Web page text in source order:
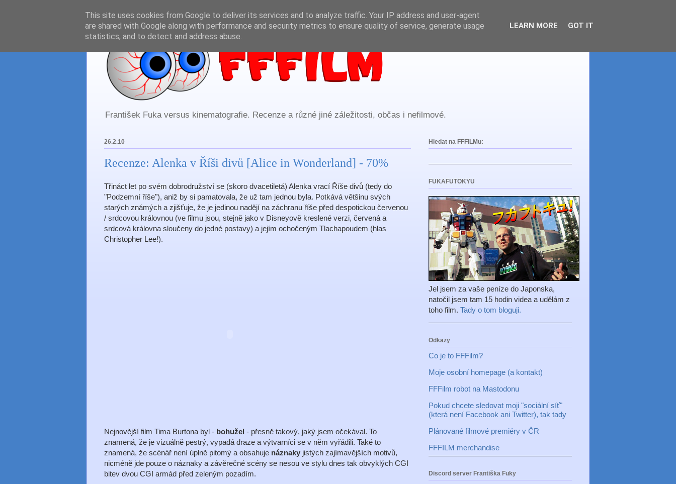
František Fuka versus kinematografie. Recenze a různé jiné záležitosti, občas i nefilmové.
26.2.10
Recenze: Alenka v Říši divů [Alice in Wonderland] - 70%
Třináct let po svém dobrodružství se (skoro dvacetiletá) Alenka vrací Říše divů (tedy do
"Podzemní říše"), aniž by si pamatovala, že už tam jednou byla. Potkává většinu svých
starých známých a zjišťuje, že je jedinou nadějí na záchranu říše před despotickou červenou
/ srdcovou královnou (ve filmu jsou, stejně jako v Disneyově kreslené verzi, červená a
srdcová královna sloučeny do jedné postavy) a jejím ochočeným Tlachapoudem (hlas
Christopher Lee!).
Nejnovější film Tima Burtona byl - bohužel - přesně takový, jaký jsem očekával. To
znamená, že je vizuálně pestrý, vypadá draze a výtvarníci se v něm vyřádili. Také to
znamená, že scénář není úplně pitomý a obsahuje náznaky jistých zajímavějších motivů,
nicméně jde pouze o náznaky a závěrečné scény se nesou ve stylu dnes tak obvyklých CGI
bitev dvou CGI armád před zeleným pozadím.
Hledat na FFFILMu:
FUKAFUTOKYU
Jel jsem za vaše peníze do Japonska,
natočil jsem tam 15 hodin videa a udělám z
toho film. Tady o tom bloguji.
Odkazy
Co je to FFFilm?
Moje osobní homepage (a kontakt)
FFFilm robot na Mastodonu
Pokud chcete sledovat moji "sociální síť"
(která není Facebook ani Twitter), tak tady
Plánované filmové premiéry v ČR
FFFILM merchandise
Discord server Františka Fuky
This site uses cookies from Google to deliver its services and to analyze traffic. Your IP address and user-agent
are shared with Google along with performance and security metrics to ensure quality of service, generate usage
statistics, and to detect and address abuse.
LEARN MORE GOT IT